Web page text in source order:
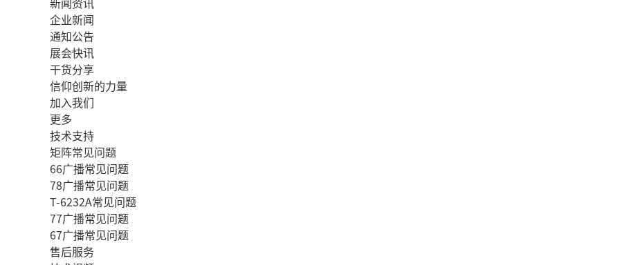
企业新闻
通知公告
展会快讯
干货分享
信仰创新的力量
加入我们
更多
技术支持
矩阵常见问题
66广播常见问题
78广播常见问题
T-6232A常见问题
77广播常见问题
67广播常见问题
售后服务